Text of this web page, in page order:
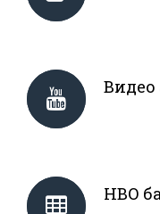
Видео
НВО